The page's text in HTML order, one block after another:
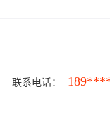
联系电话：